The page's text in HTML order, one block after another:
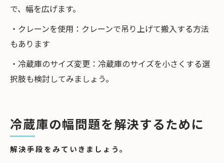
で、幅を広げます。
・クレーンを使用：クレーンで吊り上げて搬入する方法
もあります
・冷蔵庫のサイズ変更：冷蔵庫のサイズを小さくする選
択肢も検討してみましょう。
冷蔵庫の幅問題を解決するために
解決手段をみていきましょう。